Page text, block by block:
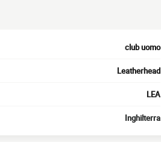
club uomo
Leatherhead
LEA
Inghilterra